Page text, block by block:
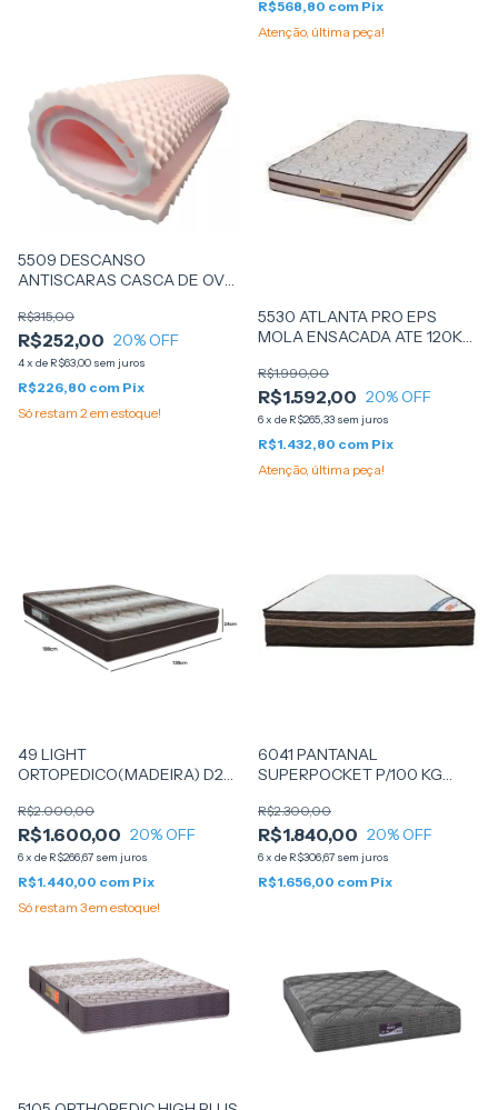
R$568,80 com Pix
Atenção, última peça!
5509 DESCANSO
ANTISCARAS CASCA DE OVO
SANKONFORT - (ROSA)
R$252,00
R$315,00
20% OFF
4x de R$63,00 sem juros
R$226,80 com Pix
Só restam 2 em estoque!
5530 ATLANTA PRO EPS
MOLA ENSACADA ATE 120KG
APOLO SPUMA
R$1.592,00
R$1.990,00
20% OFF
6x de R$265,33 sem juros
R$1.432,80 com Pix
Atenção, última peça!
49 LIGHT
ORTOPEDICO(MADEIRA) D28
ORTOBOM
R$1.600,00
R$2.000,00
20% OFF
6x de R$266,67 sem juros
R$1.440,00 com Pix
Só restam 3em estoque!
6041 PANTANAL
SUPERPOCKET P/100 KG
R$1.840,00
R$2.300,00
20% OFF
6x de R$306,67 sem juros
R$1.656,00 com Pix